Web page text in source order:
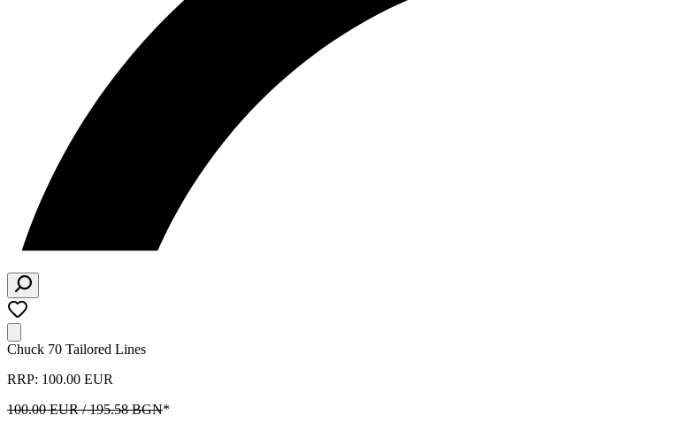
Chuck 70 Tailored Lines
RRP: 100.00 EUR
100.00 EUR / 195.58 BGN*